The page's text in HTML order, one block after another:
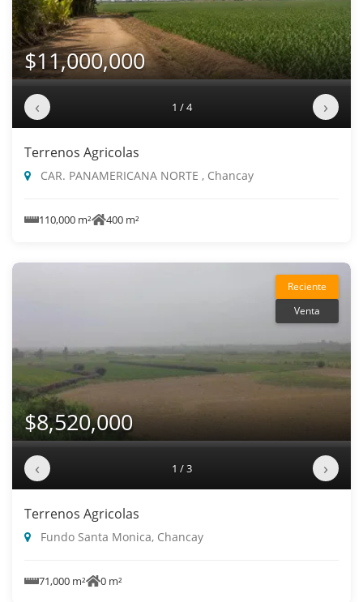
$11,000,000
‹ 1 / 4 ›
Terrenos Agricolas
CAR. PANAMERICANA NORTE , Chancay
110,000 m² 400 m²
Reciente
Venta
$8,520,000
‹ 1 / 3 ›
Terrenos Agricolas
Fundo Santa Monica, Chancay
71,000 m² 0 m²